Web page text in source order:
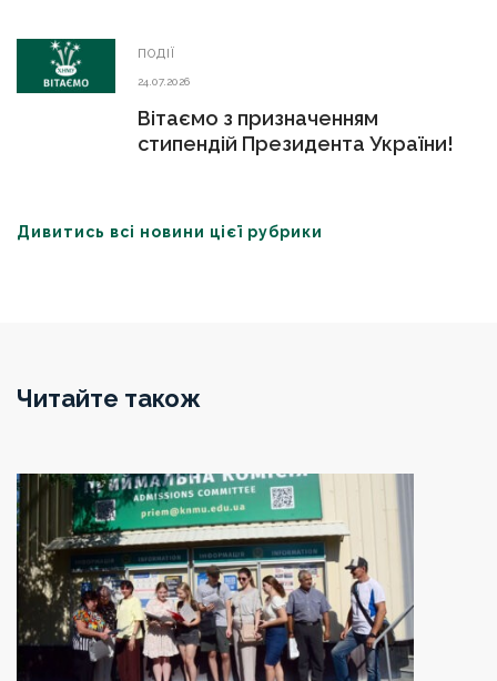
ПОДІЇ
24.07.2026
Вітаємо з призначенням
стипендій Президента України!
Дивитись всі новини цієї рубрики
Читайте також